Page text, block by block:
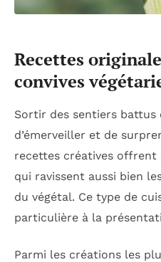
Recettes
convives
Sortir des sentiers battus
d’émerveiller et de
recettes créatives offrent
qui ravissent aussi bien
du végétal. Ce type de
particulière à la
Parmi les créations les